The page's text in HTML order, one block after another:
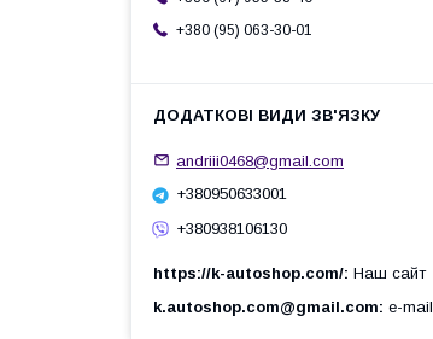
+380 (95) 063-30-01
andriii0468@gmail.com
+380950633001
+380938106130
https://k-autoshop.com/ Наш сайт
k.autoshop.com@gmail.com e-mail